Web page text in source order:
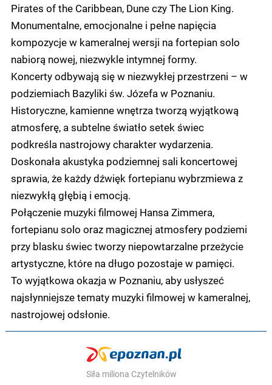
Pirates of the Caribbean, Dune czy The Lion King.
Monumentalne, emocjonalne i pełne napięcia
kompozycje w kameralnej wersji na fortepian solo
nabiorą nowej, niezwykle intymnej formy.
Koncerty odbywają się w niezwykłej przestrzeni – w
podziemiach Bazyliki św. Józefa w Poznaniu.
Historyczne, kamienne wnętrza tworzą wyjątkową
atmosferę, a subtelne światło setek świec
podkreśla nastrojowy charakter wydarzenia.
Doskonała akustyka podziemnej sali koncertowej
sprawia, że każdy dźwięk fortepianu wybrzmiewa z
niezwykłą głębią i emocją.
Połączenie muzyki filmowej Hansa Zimmera,
fortepianu solo oraz magicznej atmosfery podziemi
przy blasku świec tworzy niepowtarzalne przeżycie
artystyczne, które na długo pozostaje w pamięci.
To wyjątkowa okazja w Poznaniu, aby usłyszeć
najsłynniejsze tematy muzyki filmowej w kameralnej,
nastrojowej odsłonie.
Siła miliona Czytelników